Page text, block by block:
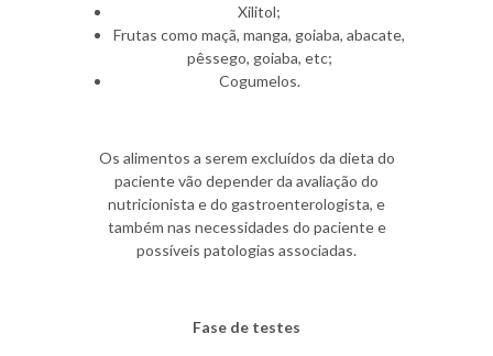
Xilitol;
Frutas como maçã, manga, goiaba, abacate,
pêssego, goiaba, etc;
Cogumelos.
Os alimentos a serem excluídos da dieta do
paciente vão depender da avaliação do
nutricionista e do gastroenterologista, e
também nas necessidades do paciente e
possíveis patologias associadas.
Fase de testes